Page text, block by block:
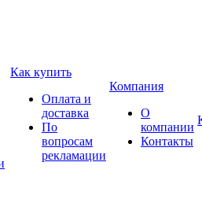
Как купить
Оплата и
доставка
По
вопросам
рекламации
Компания
О
компании
Контакты